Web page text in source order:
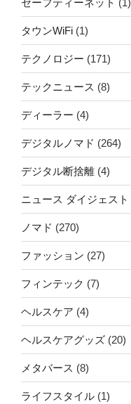
タウンWiFi (1)
テクノロジー (171)
テックニュース (8)
ディーラー (4)
デジタルノマド (264)
デジタル断捨離 (4)
ニュース ダイジェスト
ノマド (270)
ファッション (27)
フィンテック (7)
ヘルスケア (4)
ヘルスケアグッズ (20)
メタバース (8)
ライフスタイル (1)